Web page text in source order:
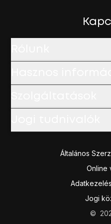
Általános
Online
Jogi
©